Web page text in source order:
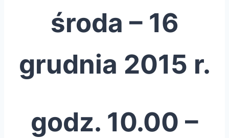
środa – 16
grudnia 2015 r.
godz. 10.00 –